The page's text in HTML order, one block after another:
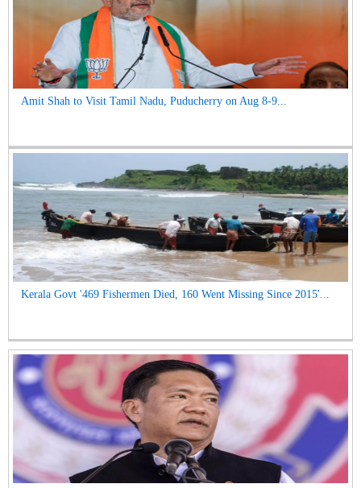
Amit Shah to Visit Tamil Nadu, Puducherry on Aug 8-9...
Kerala Govt '469 Fishermen Died, 160 Went Missing Since 2015'...